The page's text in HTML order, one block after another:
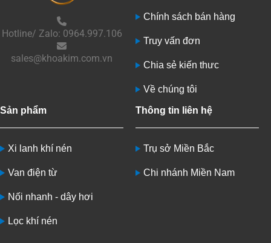
Hotline/ Zalo: 0964.997.106
sales@khoakim.com.vn
Chính sách bán hàng
Truy vấn đơn
Chia sẻ kiến thưc
Về chúng tôi
Sản phẩm
Xi lanh khí nén
Van điện từ
Nối nhanh - dây hơi
Lọc khí nén
Thông tin liên hệ
Trụ sở Miền Bắc
Chi nhánh Miền Nam